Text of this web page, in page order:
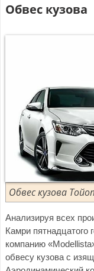
Обвес кузова
Обвес кузова
Анализируя всех
Камри пятнадцатого
компанию
обвесу кузова с